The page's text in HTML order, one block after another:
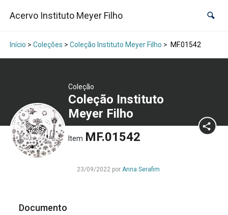
Acervo Instituto Meyer Filho
Início > Coleções > Coleção Instituto Meyer Filho > MF.01542
Coleção
Coleção Instituto
Meyer Filho
Item MF.01542
23/09/2022 por Anna Serafim
Documento